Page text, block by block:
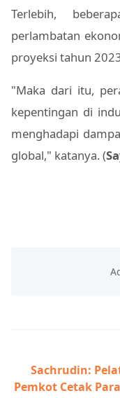
Terlebih,
perlambatan
proyeksi tahun
"Maka dari itu,
kepentingan di
menghadapi
global," katanya. (
Sachrudin:
Pemkot Cetak